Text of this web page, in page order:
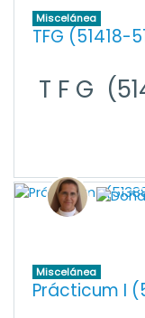
Miscelánea
TFG (51418-
T F G
Miscelánea
Prácticum I